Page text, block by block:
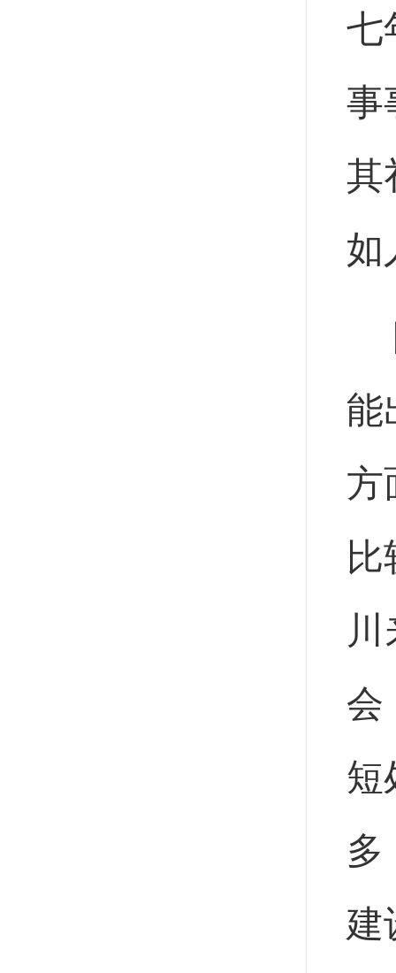
七
事
其
如
能
方
会
短
多
建